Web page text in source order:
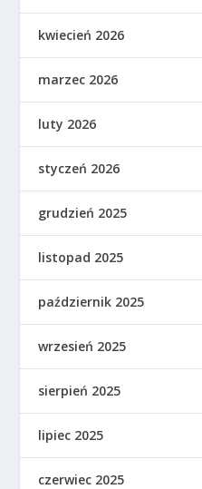
kwiecień 2026
marzec 2026
luty 2026
styczeń 2026
grudzień 2025
listopad 2025
październik 2025
wrzesień 2025
sierpień 2025
lipiec 2025
czerwiec 2025